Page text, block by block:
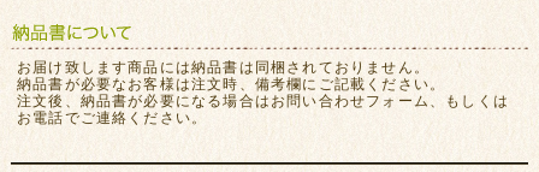
お届け致します商品には納品書は同梱されておりません。
納品書が必要なお客様は注文時、備考欄にご記載ください。
注文後、納品書が必要になる場合はお問い合わせフォーム、もしくは
お電話でご連絡ください。